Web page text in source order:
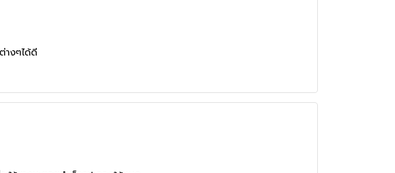
างๆได้ดี